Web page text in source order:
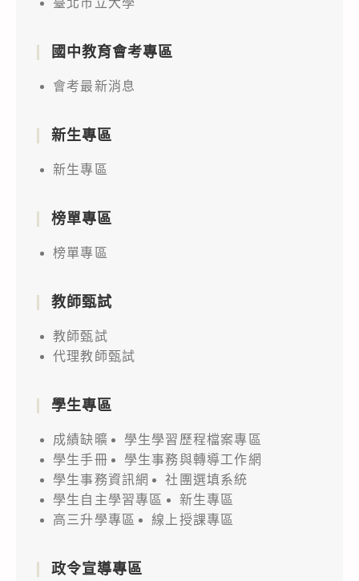
國中教育會考專區
會考最新消息
新生專區
新生專區
榜單專區
榜單專區
教師甄試
教師甄試
代理教師甄試
學生專區
成績缺曠
學生學習歷程檔案專區
學生手冊
學生事務與轉導工作網
學生事務資訊網
社團選填系統
學生自主學習專區
新生專區
高三升學專區
線上授課專區
政令宣導專區